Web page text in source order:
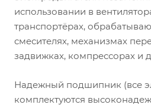
использовании в
транспортёрах,
смесителях, механизмах
задвижках, компрессорах и
Надежный подшипник (все
комплектуются